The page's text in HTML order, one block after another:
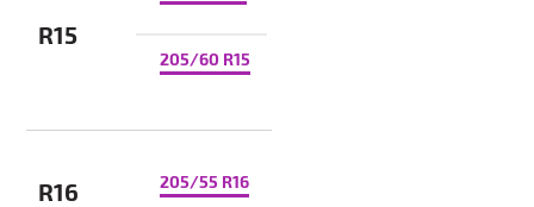
R15
205/60 R15
R16 205/55 R16